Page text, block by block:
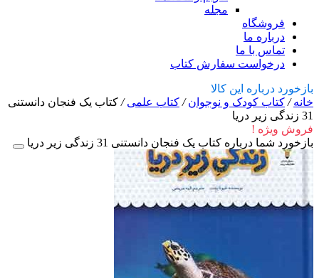
مجله
فروشگاه
درباره ما
تماس با ما
درخواست سفارش کتاب
بازخورد درباره این کالا
خانه/ کتاب کودک و نوجوان/ کتاب علمی/ کتاب یک فنجان دانستنی
31 زندگی‌ زیر دریا
فروش ویژه !
بازخورد شما درباره کتاب یک فنجان دانستنی 31 زندگی‌ زیر دریا